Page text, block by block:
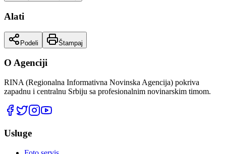
Alati
Podeli Štampaj
O Agenciji
RINA (Regionalna Informativna Novinska Agencija) pokriva
zapadnu i centralnu Srbiju sa profesionalnim novinarskim timom.
Usluge